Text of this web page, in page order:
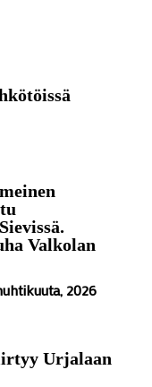
Valkolan
2026
Urjalaan